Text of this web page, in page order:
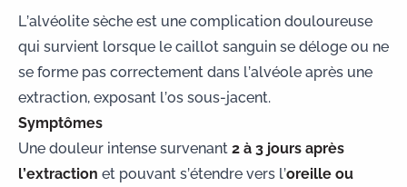
L’alvéolite sèche est une complication douloureuse
qui survient lorsque le caillot sanguin se déloge ou ne
se forme pas correctement dans l’alvéole après une
extraction, exposant l’os sous-jacent.
Symptômes
Une douleur intense survenant2 à 3 jours après
l’extraction et pouvant s’étendre vers l’oreille ou